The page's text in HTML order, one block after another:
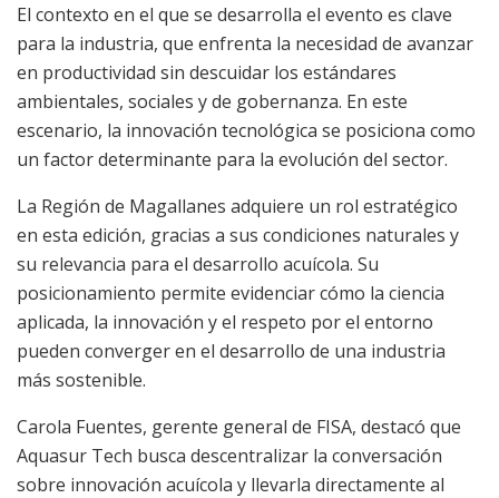
El contexto en el que se desarrolla el evento es clave
para la industria, que enfrenta la necesidad de avanzar
en productividad sin descuidar los estándares
ambientales, sociales y de gobernanza. En este
escenario, la innovación tecnológica se posiciona como
un factor determinante para la evolución del sector.
La Región de Magallanes adquiere un rol estratégico
en esta edición, gracias a sus condiciones naturales y
su relevancia para el desarrollo acuícola. Su
posicionamiento permite evidenciar cómo la ciencia
aplicada, la innovación y el respeto por el entorno
pueden converger en el desarrollo de una industria
más sostenible.
Carola Fuentes, gerente general de FISA, destacó que
Aquasur Tech busca descentralizar la conversación
sobre innovación acuícola y llevarla directamente al